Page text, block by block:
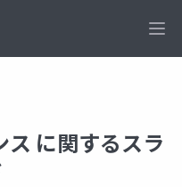
に関するスラ